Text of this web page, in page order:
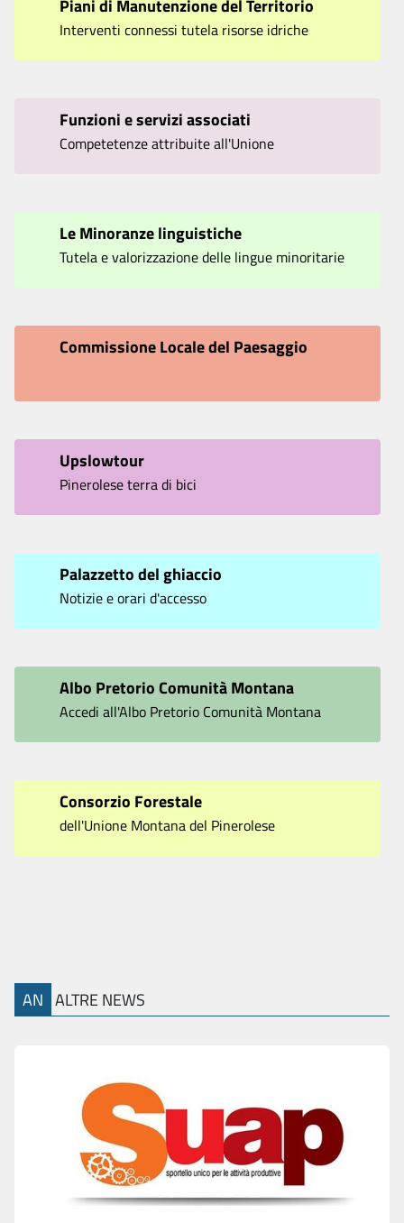
Piani di Manutenzione del Territorio
Interventi connessi tutela risorse idriche
Funzioni e servizi associati
Competetenze attribuite all'Unione
Le Minoranze linguistiche
Tutela e valorizzazione delle lingue minoritarie
Commissione Locale del Paesaggio
Upslowtour
Pinerolese terra di bici
Palazzetto del ghiaccio
Notizie e orari d'accesso
Albo Pretorio Comunità Montana
Accedi all'Albo Pretorio Comunità Montana
Consorzio Forestale
dell'Unione Montana del Pinerolese
AN ALTRE NEWS